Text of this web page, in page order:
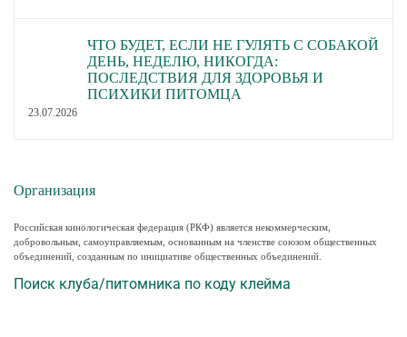
ЧТО БУДЕТ, ЕСЛИ НЕ ГУЛЯТЬ С СОБАКОЙ
ДЕНЬ, НЕДЕЛЮ, НИКОГДА:
ПОСЛЕДСТВИЯ ДЛЯ ЗДОРОВЬЯ И
ПСИХИКИ ПИТОМЦА
23.07.2026
Организация
Российская кинологическая федерация (РКФ) является некоммерческим,
добровольным, самоуправляемым, основанным на членстве союзом общественных
объединений, созданным по инициативе общественных объединений.
Поиск клуба/питомника по коду клейма